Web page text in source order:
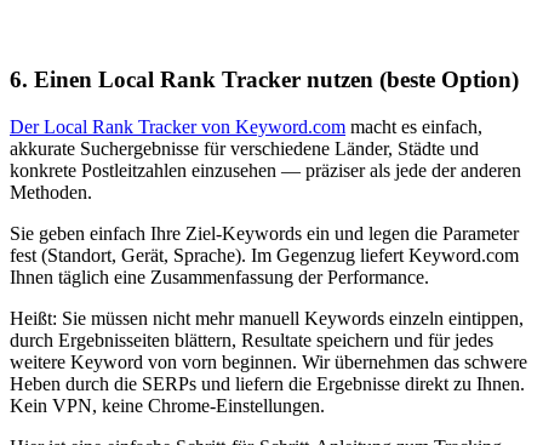
6. Einen Local Rank Tracker nutzen (beste Option)
Der Local Rank Tracker von Keyword.com macht es einfach,
akkurate Suchergebnisse für verschiedene Länder, Städte und
konkrete Postleitzahlen einzusehen — präziser als jede der anderen
Methoden.
Sie geben einfach Ihre Ziel-Keywords ein und legen die Parameter
fest (Standort, Gerät, Sprache). Im Gegenzug liefert Keyword.com
Ihnen täglich eine Zusammenfassung der Performance.
Heißt: Sie müssen nicht mehr manuell Keywords einzeln eintippen,
durch Ergebnisseiten blättern, Resultate speichern und für jedes
weitere Keyword von vorn beginnen. Wir übernehmen das schwere
Heben durch die SERPs und liefern die Ergebnisse direkt zu Ihnen.
Kein VPN, keine Chrome-Einstellungen.